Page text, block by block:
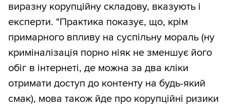
виразну корупційну складову, вказують і
експерти. "Практика показує, що, крім
примарного впливу на суспільну мораль (ну
криміналізація порно ніяк не зменшує його
обіг в інтернеті, де можна за два кліки
отримати доступ до контенту на будь-який
смак), мова також йде про корупційні ризики